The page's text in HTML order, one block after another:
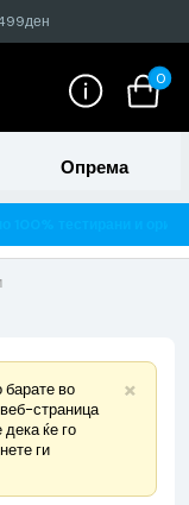
0
Опрема
барате во
страница
ќе го
ги
×